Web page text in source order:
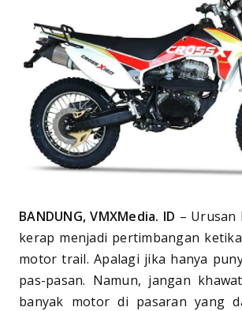
BANDUNG, VMXMedia. ID – Urusan
kerap menjadi pertimbangan
motor trail. Apalagi jika hanya
pas-pasan. Namun, jangan
banyak motor di pasaran yang